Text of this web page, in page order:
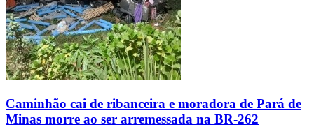
Caminhão cai de ribanceira e moradora de Pará de
Minas morre ao ser arremessada na BR-262